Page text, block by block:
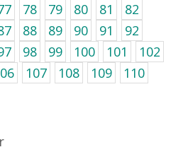
78 79 80 81
82
88 89 90 91
92
98 99 100 101
102
107 108 109
110